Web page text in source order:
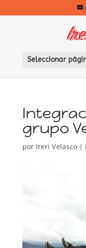
Seleccionar
grupo
por Ireri Velasco|